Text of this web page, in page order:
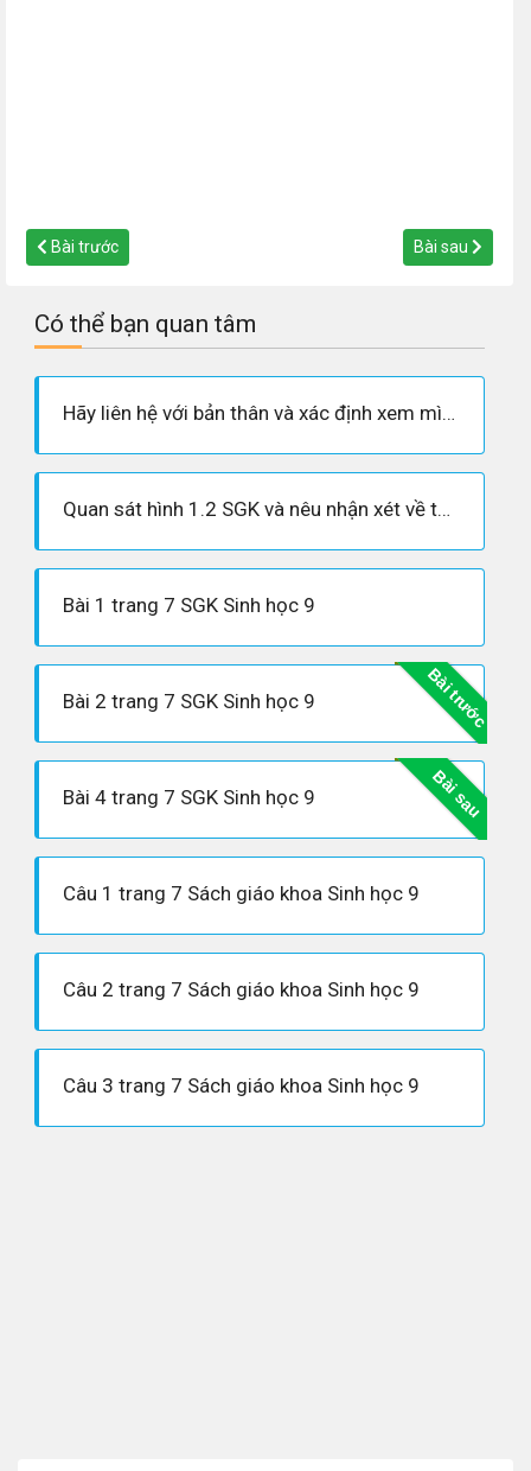
Bài trước Bài sau
Có thể bạn quan tâm
Hãy liên hệ với bản thân và xác định xem mình giống và khác bố mẹ ở những điểm nào?
Quan sát hình 1.2 SGK và nêu nhận xét về từng cặp tính trạng đem lai?
Bài 1 trang 7 SGK Sinh học 9
Bài trước
Bài 2 trang 7 SGK Sinh học 9
Bài sau
Bài 4 trang 7 SGK Sinh học 9
Câu 1 trang 7 Sách giáo khoa Sinh học 9
Câu 2 trang 7 Sách giáo khoa Sinh học 9
Câu 3 trang 7 Sách giáo khoa Sinh học 9